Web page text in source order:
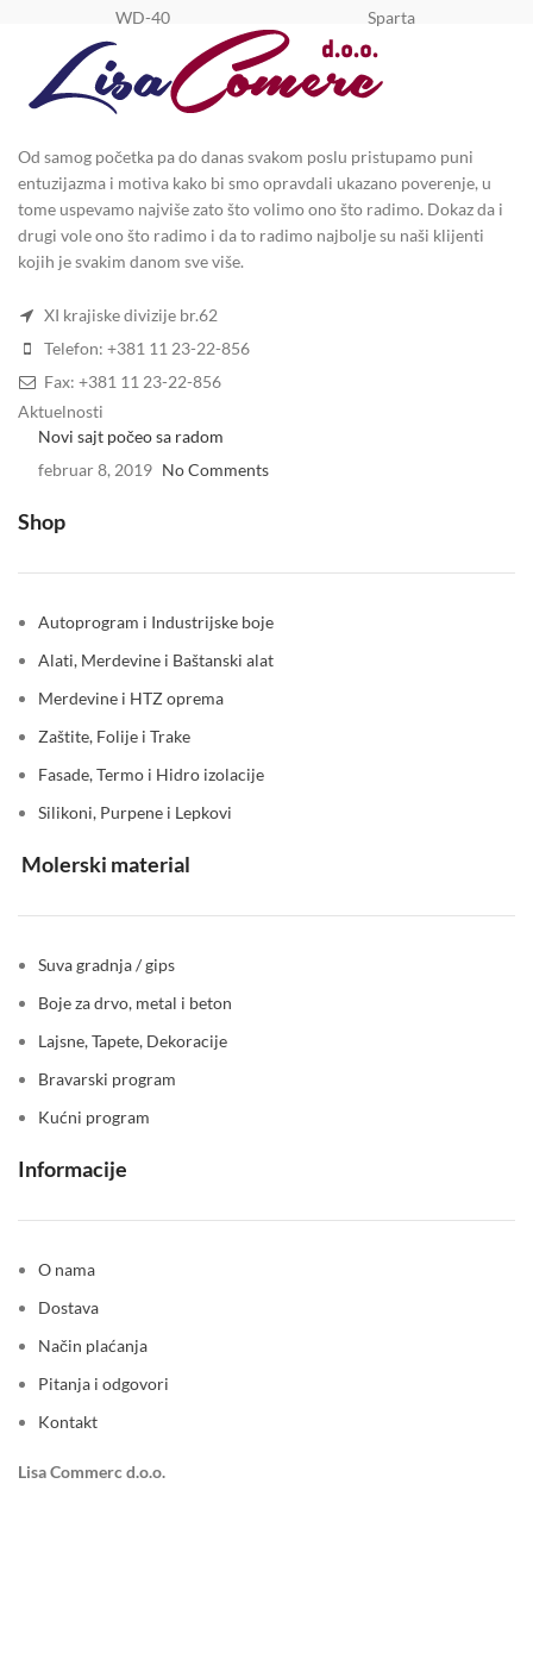
WD-40 Sparta
Od samog početka pa do danas svakom poslu pristupamo puni
entuzijazma i motiva kako bi smo opravdali ukazano poverenje, u
tome uspevamo najviše zato što volimo ono što radimo. Dokaz da i
drugi vole ono što radimo i da to radimo najbolje su naši klijenti
kojih je svakim danom sve više.
XI krajiske divizije br.62
Telefon: +381 11 23-22-856
Fax: +381 11 23-22-856
Aktuelnosti
Novi sajt počeo sa radom
februar 8, 2019 No Comments
Shop
Autoprogram i Industrijske boje
Alati, Merdevine i Baštanski alat
Merdevine i HTZ oprema
Zaštite, Folije i Trake
Fasade, Termo i Hidro izolacije
Silikoni, Purpene i Lepkovi
Molerski material
Suva gradnja / gips
Boje za drvo, metal i beton
Lajsne, Tapete, Dekoracije
Bravarski program
Kućni program
Informacije
O nama
Dostava
Način plaćanja
Pitanja i odgovori
Kontakt
Lisa Commerc d.o.o.